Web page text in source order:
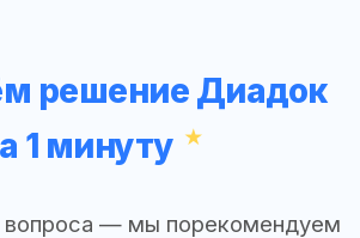
решение Диадок
1 минуту
вопроса — мы порекомендуем